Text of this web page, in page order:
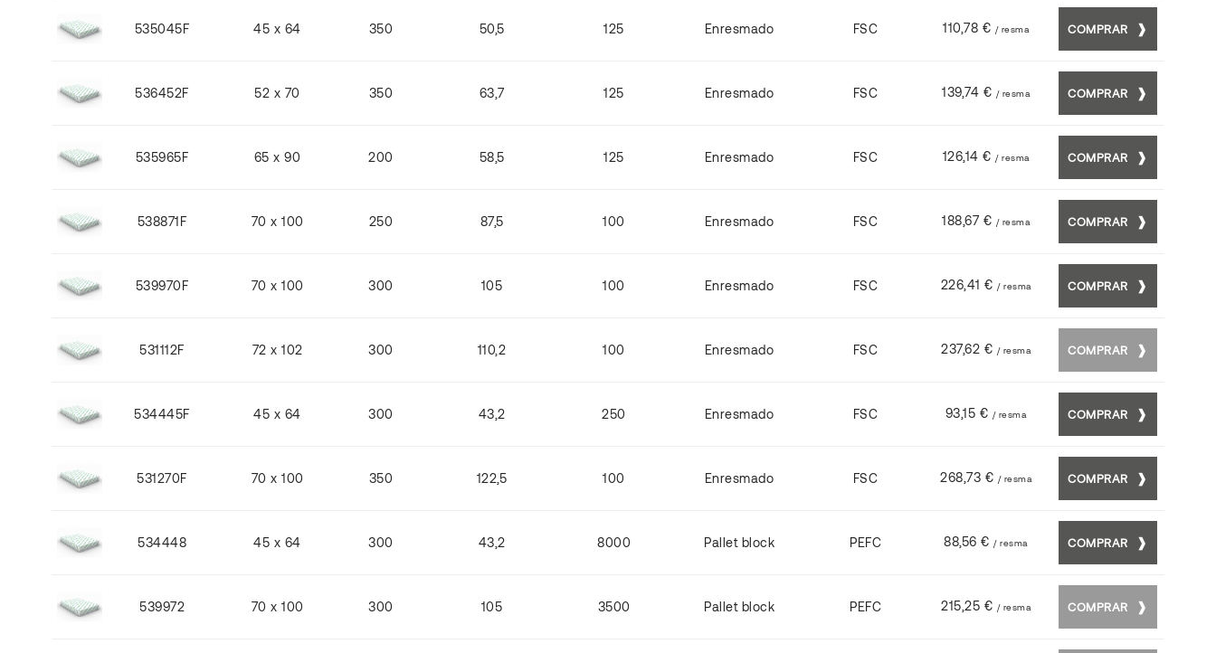
535045F 45 x 64 350 50,5 125 Enresmado FSC 110,78 € / resma COMPRAR
536452F 52 x 70 350 63,7 125 Enresmado FSC 139,74 € / resma COMPRAR
535965F 65 x 90 200 58,5 125 Enresmado FSC 126,14 € / resma COMPRAR
538871F 70 x 100 250 87,5 100 Enresmado FSC 188,67 € / resma COMPRAR
539970F 70 x 100 300 105 100 Enresmado FSC 226,41 € / resma COMPRAR
531112F 72 x 102 300 110,2 100 Enresmado FSC 237,62 € / resma COMPRAR
534445F 45 x 64 300 43,2 250 Enresmado FSC 93,15 € / resma COMPRAR
531270F 70 x 100 350 122,5 100 Enresmado FSC 268,73 € / resma COMPRAR
534448 45 x 64 300 43,2 8000 Pallet block PEFC 88,56 € / resma COMPRAR
539972 70 x 100 300 105 3500 Pallet block PEFC 215,25 € / resma COMPRAR